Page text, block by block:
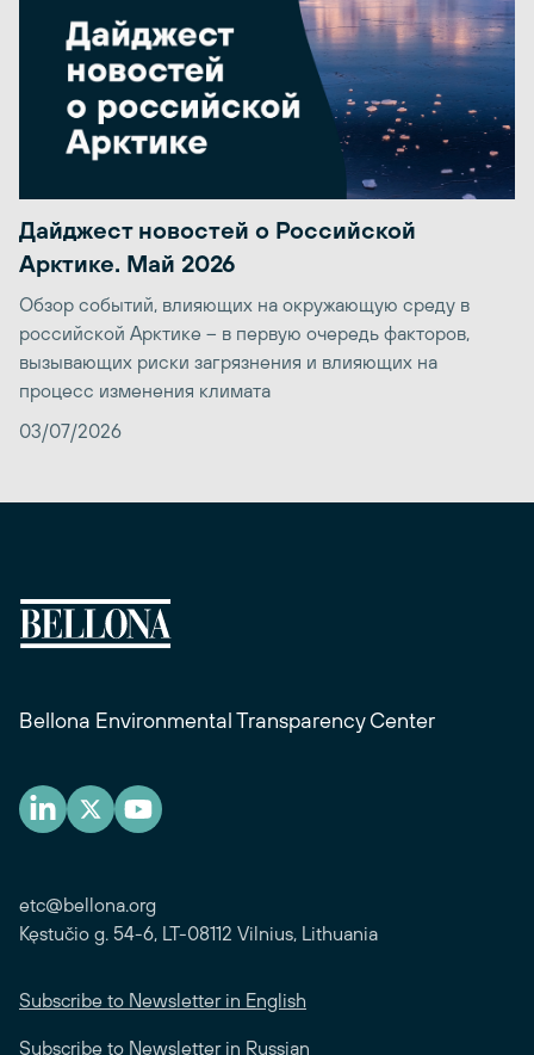
Дайджест новостей о Российской
Арктике. Май 2026
Обзор событий, влияющих на окружающую среду в
российской Арктике – в первую очередь факторов,
вызывающих риски загрязнения и влияющих на
процесс изменения климата
03/07/2026
Bellona Environmental Transparency Center
etc@bellona.org
Kęstučio g. 54-6, LT-08112 Vilnius, Lithuania
Subscribe to Newsletter in English
Subscribe to Newsletter in Russian